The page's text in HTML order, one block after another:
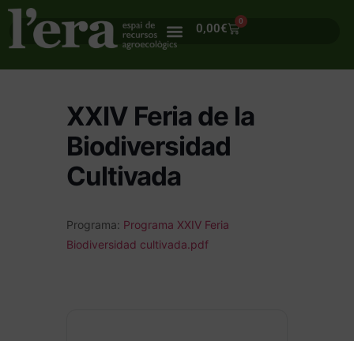
0,00€
0
XXIV Feria de la
Biodiversidad
Cultivada
Programa: Programa XXIV Feria
Biodiversidad cultivada.pdf